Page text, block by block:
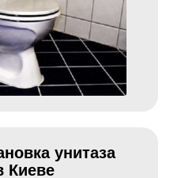
унитаза
Киеве